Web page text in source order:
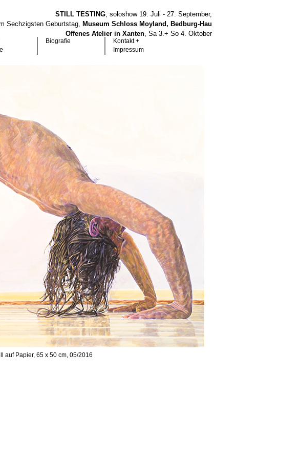
STILL TESTING, soloshow 19. Juli - 27. September,
Sechzigsten Geburtstag, Museum Schloss Moyland, Bedburg-Hau
Offenes Atelier in Xanten, Sa 3.+ So 4. Oktober
Biografie
Kontakt +
Impressum
auf Papier, 65 x 50 cm, 05/2016